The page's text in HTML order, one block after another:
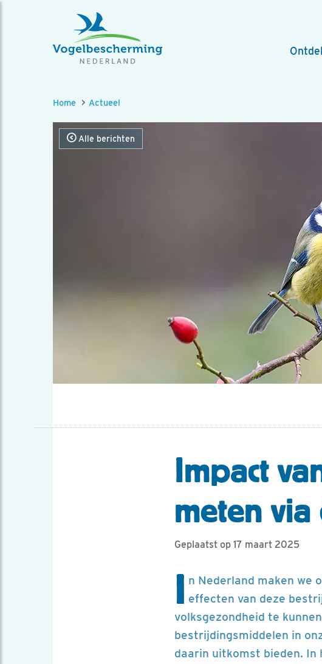
Home Actueel
Alle berichten
Impact
meten
Geplaatst op 17 maart 2025
I n Nederland maken we
effecten van deze
volksgezondheid te
bestrijdingsmiddelen in
daarin uitkomst bieden. In